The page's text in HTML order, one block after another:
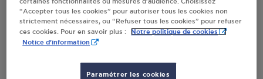
QUARTIER DES BALADANS
65510LOUDENVIELLE
certaines fonctionnalités ou mesures d’audience. Choisissez
“Accepter tous les cookies” pour autoriser tous les cookies non
strictement nécessaires, ou “Refuser tous les cookies” pour refuser
ces cookies. Pour en savoir plus :
Notre politique de cookies
Notice d'information
Paramétrer les cookies